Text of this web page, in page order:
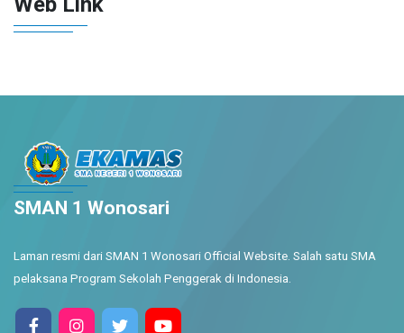
SMAN 1 Wonosari
Laman resmi dari SMAN 1 Wonosari Official Website. Salah satu SMA
pelaksana Program Sekolah Penggerak di Indonesia.